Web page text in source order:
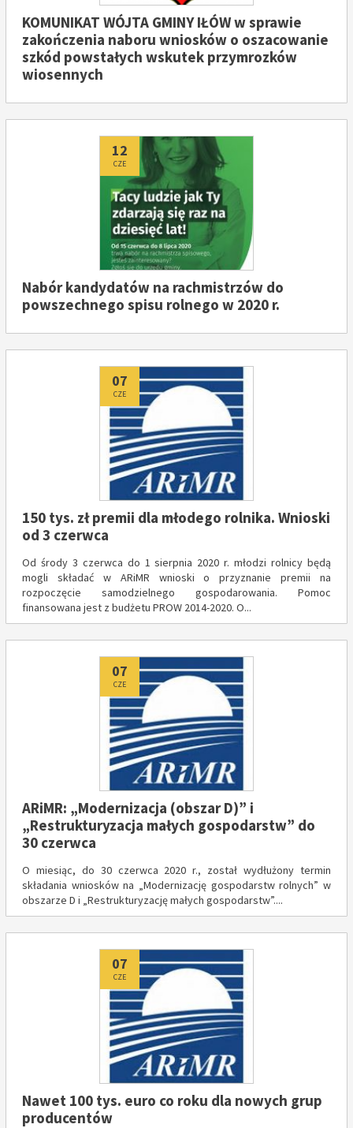
KOMUNIKAT WÓJTA GMINY IŁÓW w sprawie
zakończenia naboru wniosków o oszacowanie
szkód powstałych wskutek przymrozków
wiosennych
Dodano
12
CZE
Nabór kandydatów na rachmistrzów do
powszechnego spisu rolnego w 2020 r.
Dodano
07
CZE
150 tys. zł premii dla młodego rolnika. Wnioski
od 3 czerwca
Od środy 3 czerwca do 1 sierpnia 2020 r. młodzi rolnicy będą
mogli składać w ARiMR wnioski o przyznanie premii na
rozpoczęcie samodzielnego gospodarowania. Pomoc
finansowana jest z budżetu PROW 2014-2020. O...
Dodano
07
CZE
ARiMR: „Modernizacja (obszar D)” i
„Restrukturyzacja małych gospodarstw” do
30 czerwca
O miesiąc, do 30 czerwca 2020 r., został wydłużony termin
składania wniosków na „Modernizację gospodarstw rolnych” w
obszarze D i „Restrukturyzację małych gospodarstw”....
Dodano
07
CZE
Nawet 100 tys. euro co roku dla nowych grup
producentów